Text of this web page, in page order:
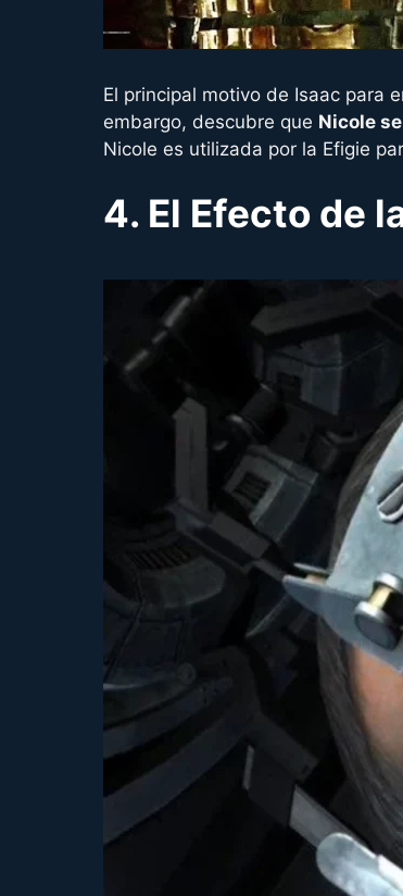
El principal motivo de Isaac para
embargo, descubre que Nicole
Nicole es utilizada por la Efigie
4. El Efecto de